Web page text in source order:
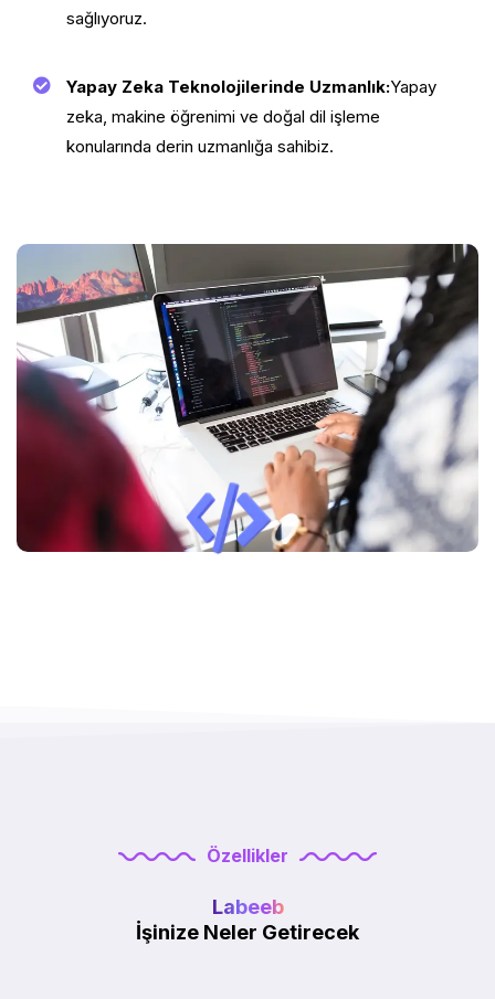
sağlıyoruz.
Yapay Zeka Teknolojilerinde Uzmanlık:Yapay
zeka, makine öğrenimi ve doğal dil işleme
konularında derin uzmanlığa sahibiz.
Özellikler
Labeeb
İşinize Neler Getirecek